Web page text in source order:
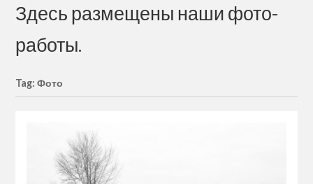
Здесь размещены наши фото-
работы.
Tag: Фото